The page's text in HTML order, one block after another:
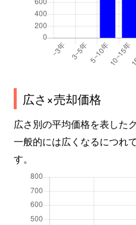
広さ×売却価格
広さ別の平均価格を表した
一般的には広くなるにつれ
す。